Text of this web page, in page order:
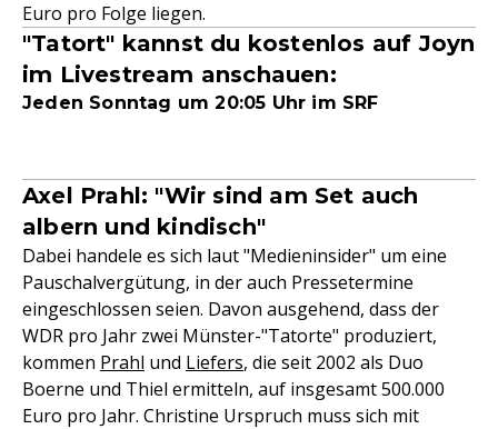
Euro pro Folge liegen.
"Tatort" kannst du kostenlos auf Joyn
im Livestream anschauen:
Jeden Sonntag um 20:05 Uhr im SRF
Axel Prahl: "Wir sind am Set auch
albern und kindisch"
Dabei handele es sich laut "Medieninsider" um eine
Pauschalvergütung, in der auch Pressetermine
eingeschlossen seien. Davon ausgehend, dass der
WDR pro Jahr zwei Münster-"Tatorte" produziert,
kommen Prahl und Liefers, die seit 2002 als Duo
Boerne und Thiel ermitteln, auf insgesamt 500.000
Euro pro Jahr. Christine Urspruch muss sich mit